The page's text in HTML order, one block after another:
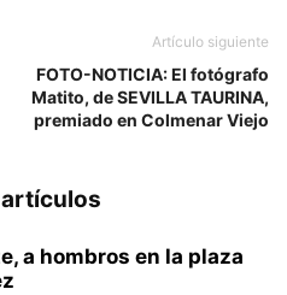
Artículo siguiente
FOTO-NOTICIA: El fotógrafo
Matito, de SEVILLA TAURINA,
premiado en Colmenar Viejo
a hombros en la plaza